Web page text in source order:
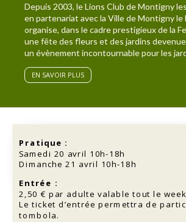
Depuis 2003, le Lions Club de Montigny
en partenariat avec la Ville de Montigny
organise, dans le cadre prestigieux de la
une fête des fleurs et des jardins
un évènement incontournable pour les
EN SAVOIR PLUS
Pratique :
Samedi 20 avril 10h-18h
Dimanche 21 avril 10h-18h
Entrée :
2,50 € par adulte valable tout le
Le ticket d’entrée permettra de
tombola.